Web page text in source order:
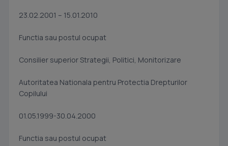
23.02.2001 – 15.01.2010
Functia sau postul ocupat
Consilier superior Strategii, Politici, Monitorizare
Autoritatea Nationala pentru Protectia Drepturilor
Copilului
01.05.1999-30.04.2000
Functia sau postul ocupat